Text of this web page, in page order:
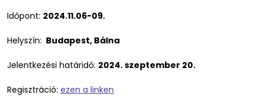
Időpont: 2024.11.06-09.
Helyszín: Budapest, Bálna
Jelentkezési határidő: 2024. szeptember 20.
Regisztráció: ezen a linken